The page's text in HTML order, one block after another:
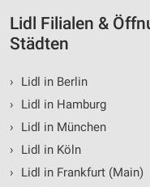
Lidl Filialen &
Städten
›
Lidl in Berlin
›
Lidl in Hamburg
›
Lidl in München
›
Lidl in Köln
›
Lidl in Frankfurt (Main)